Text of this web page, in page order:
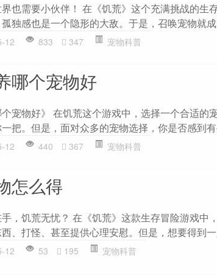
也需要小伙伴！ 在《饥荒》这个充满挑战的生
独感也是一个隐形的大敌。于是，召唤宠物就
12 833 347 宠物科普
哪个宠物好
个宠物好》 在饥荒这个游戏中，选择一个合适的
把。但是，面对众多的宠物选择，你是否感到
12 440 367 宠物科普
怎么得
，饥荒无忧？ 在《饥荒》这款生存冒险游戏中
、打怪、甚至提供心理安慰。但是，想要得到
12 53 195 宠物科普